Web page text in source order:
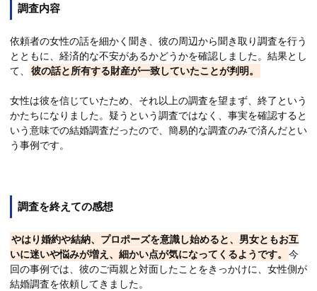
調査内容
依頼者の女性の話を細かく聞き、彼の周辺から聞き取り調査を行う
とともに、経済的な不安があるかどうかを確認しました。結果とし
て、
彼の話と所有する財産が一致していたことが判明。
女性は彼を信じていたため、それ以上の調査を望まず、終了という
かたちになりました。疑うという調査ではなく、事実を確認すると
いう意味での結婚調査だったので、簡易的な調査のみで済んだとい
う事例です。
調査を終えての感想
やはり婚約や結納、プロポーズを意識し始めると、男女ともお互
いに迷いや悩みが増え、細かい点が気になってくるようです。
今
回の事例では、彼のご両親と対面したことをきっかけに、女性側が
結婚調査を依頼してきました。